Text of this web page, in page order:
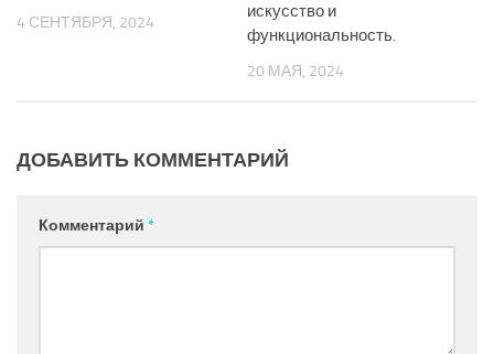
4 СЕНТЯБРЯ, 2024
искусство и
функциональность.
20 МАЯ, 2024
ДОБАВИТЬ КОММЕНТАРИЙ
Комментарий *